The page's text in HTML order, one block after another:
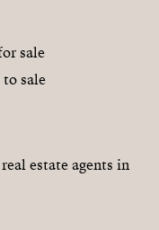
sale
sale
estate agents in